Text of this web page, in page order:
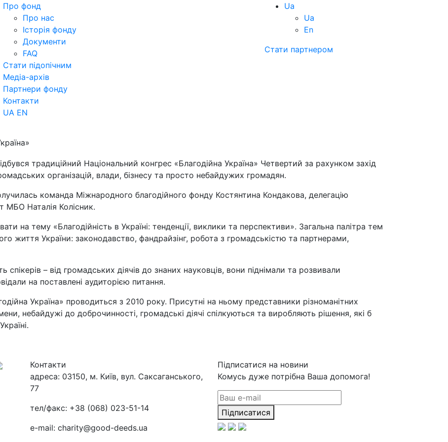
Про фонд
Про нас
Історія фонду
Документи
FAQ
Стати підопічним
Медіа-архів
Партнери фонду
Контакти
UA EN
Ua
Ua
En
Стати партнером
традиційний Національний конгрес «Благодійна Україна» Четвертий за рахунком захід
організацій, влади, бізнесу та просто небайдужих громадян.
команда Міжнародного благодійного фонду Костянтина Кондакова, делегацію
МБО Наталія Колісник.
на тему «Благодійність в Україні: тенденції, виклики та перспективи». Загальна палітра тем
життя України: законодавство, фандрайзінг, робота з громадськістю та партнерами,
– від громадських діячів до знаних науковців, вони піднімали та розвивали
на поставлені аудиторією питання.
Україна» проводиться з 2010 року. Присутні на ньому представники різноманітних
небайдужі до доброчинності, громадські діячі спілкуються та виробляють рішення, які б
Контакти
адреса: 03150, м. Київ, вул. Саксаганського,
77
тел/факс: +38 (068) 023-51-14
e-mail: charity@good-deeds.ua
Підписатися на новини
Комусь дуже потрібна Ваша допомога!
Підписатися